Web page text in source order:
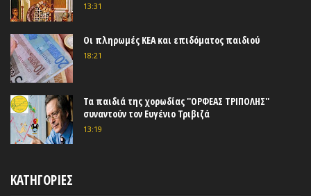
13:31
Οι πληρωμές ΚΕΑ και επιδόματος παιδιού
18:21
Τα παιδιά της χορωδίας ''ΟΡΦΕΑΣ ΤΡΙΠΟΛΗΣ''
συναντούν τον Ευγένιο Τριβιζά
13:19
ΚΑΤΗΓΟΡΙΕΣ